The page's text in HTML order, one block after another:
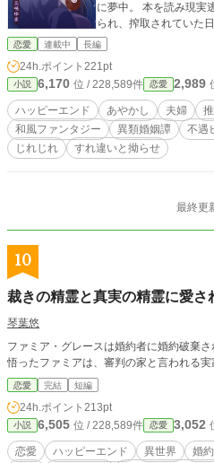
に夢中。 本を読み現実
られ、搾取されていた
徒はそんなみつを責め
きしてくれる。 そのぬ
心が揺れていく。 これ
愛を手に入れるまでの
恋愛 連載中 長編
24h.ポイント 221pt
小説 6,170 位 / 228,589件 恋愛 2,989
ハッピーエンド あやかし 夫婦
和風ファンタジー
異類婚姻譚 不遇
じれじれ
すれ違いと拗らせ
最終更
10
裁きの精霊と真実の精霊に愛さ
琴葉悠
ファミア・グレースは婚約者に婚約破棄
悟ったファミアは、審判の家と言われる
恋愛 完結 短編
24h.ポイント 213pt
小説 6,505 位 / 228,589件 恋愛 3,052
恋愛 ハッピーエンド 異世界 婚